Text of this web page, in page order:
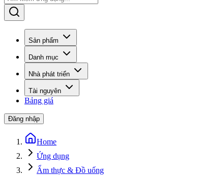
Sản phẩm
Danh mục
Nhà phát triển
Tài nguyên
Bảng giá
Đăng nhập
Home
Ứng dụng
Ẩm thực & Đồ uống